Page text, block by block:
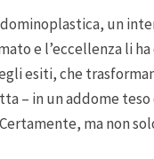
un
e l’eccellenza li
esiti, che
– in un addome
ma non